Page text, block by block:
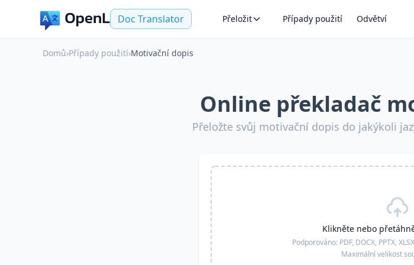
Doc Translator Přeložit Případy použití Odvětví
Domů›Případy použití›Motivační dopis
Online překladač
Přeložte svůj motivační dopis do jakýkoli
Klikněte nebo
Podporováno: PDF, DOCX, PPTX,
Maximální velikost